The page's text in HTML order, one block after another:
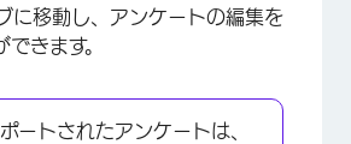
に移動し、アンケートの編集を
できます。
ートされたアンケートは、